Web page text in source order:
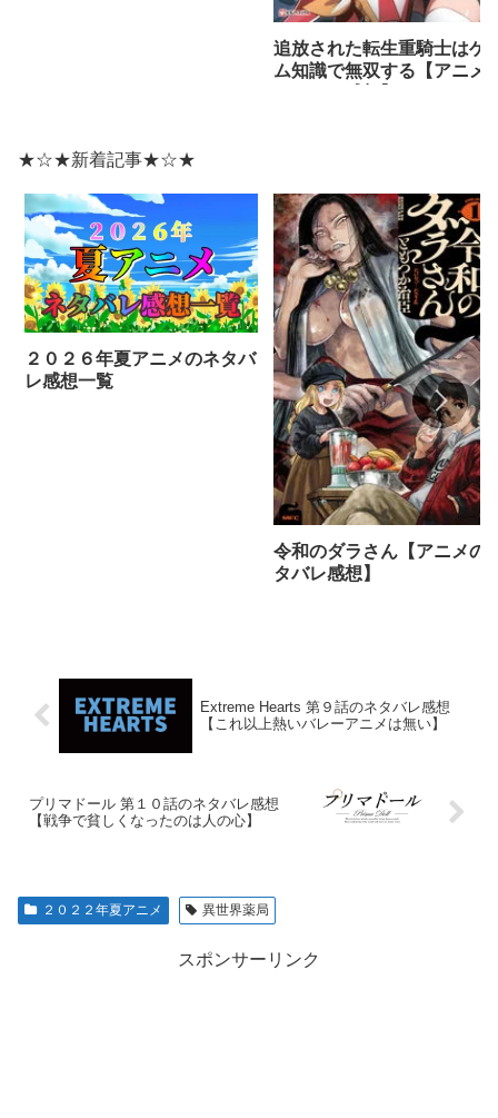
追放された転生重騎士はゲ
ム知識で無双する【アニメ
★☆★新着記事★☆★
２０２６年夏アニメのネタバ
レ感想一覧
令和のダラさん【アニメの
タバレ感想】
Extreme Hearts 第９話のネタバレ感想
【これ以上熱いバレーアニメは無い】
プリマドール 第１０話のネタバレ感想
【戦争で貧しくなったのは人の心】
２０２２年夏アニメ 異世界薬局
スポンサーリンク